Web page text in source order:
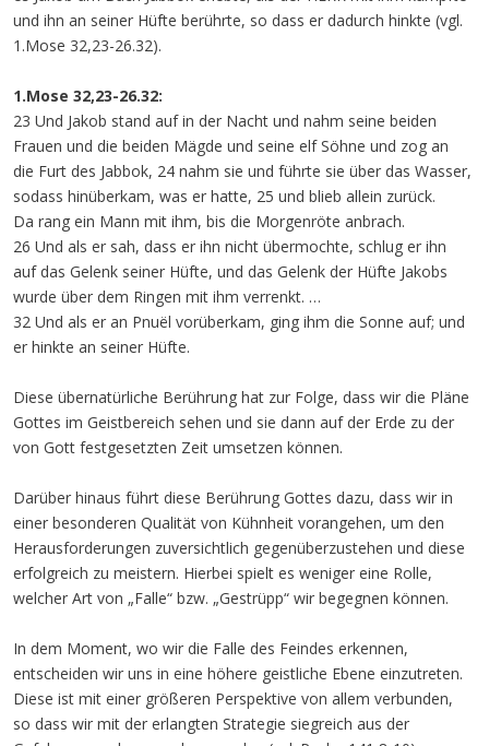
und ihn an seiner Hüfte berührte, so dass er dadurch hinkte (vgl.
1.Mose 32,23-26.32).
1.Mose 32,23-26.32:
23 Und Jakob stand auf in der Nacht und nahm seine beiden
Frauen und die beiden Mägde und seine elf Söhne und zog an
die Furt des Jabbok, 24 nahm sie und führte sie über das Wasser,
sodass hinüberkam, was er hatte, 25 und blieb allein zurück.
Da rang ein Mann mit ihm, bis die Morgenröte anbrach.
26 Und als er sah, dass er ihn nicht übermochte, schlug er ihn
auf das Gelenk seiner Hüfte, und das Gelenk der Hüfte Jakobs
wurde über dem Ringen mit ihm verrenkt. …
32 Und als er an Pnuël vorüberkam, ging ihm die Sonne auf; und
er hinkte an seiner Hüfte.
Diese übernatürliche Berührung hat zur Folge, dass wir die Pläne
Gottes im Geistbereich sehen und sie dann auf der Erde zu der
von Gott festgesetzten Zeit umsetzen können.
Darüber hinaus führt diese Berührung Gottes dazu, dass wir in
einer besonderen Qualität von Kühnheit vorangehen, um den
Herausforderungen zuversichtlich gegenüberzustehen und diese
erfolgreich zu meistern. Hierbei spielt es weniger eine Rolle,
welcher Art von „Falle“ bzw. „Gestrüpp“ wir begegnen können.
In dem Moment, wo wir die Falle des Feindes erkennen,
entscheiden wir uns in eine höhere geistliche Ebene einzutreten.
Diese ist mit einer größeren Perspektive von allem verbunden,
so dass wir mit der erlangten Strategie siegreich aus der